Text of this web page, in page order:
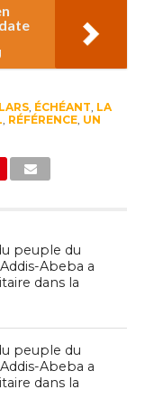
, ÉCHÉANT LA
RÉFÉRENCE, UN
peuple du
Abeba a
dans la
peuple du
Abeba a
dans la